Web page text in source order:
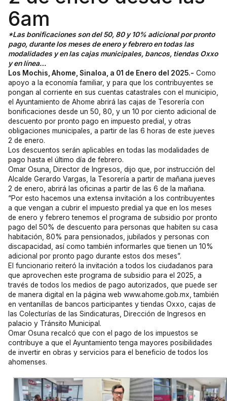
6am
*Las bonificaciones son del 50, 80 y 10% adicional por pronto
pago, durante los meses de enero y febrero en todas las
modalidades y en las cajas municipales, bancos, tiendas Oxxo
y en línea…
Los Mochis, Ahome, Sinaloa, a 01 de Enero del 2025.- Como
apoyo a la economía familiar, y para que los contribuyentes se
pongan al corriente en sus cuentas catastrales con el municipio,
el Ayuntamiento de Ahome abrirá las cajas de Tesorería con
bonificaciones desde un 50, 80, y un 10 por ciento adicional de
descuento por pronto pago en impuesto predial, y otras
obligaciones municipales, a partir de las 6 horas de este jueves
2 de enero.
Los descuentos serán aplicables en todas las modalidades de
pago hasta el último día de febrero.
Omar Osuna, Director de Ingresos, dijo que, por instrucción del
Alcalde Gerardo Vargas, la Tesorería a partir de mañana jueves
2 de enero, abrirá las oficinas a partir de las 6 de la mañana.
“Por esto hacemos una extensa invitación a los contribuyentes
a que vengan a cubrir el impuesto predial ya que en los meses
de enero y febrero tenemos el programa de subsidio por pronto
pago del 50% de descuento para personas que habiten su casa
habitación, 80% para pensionados, jubilados y personas con
discapacidad, así como también informarles que tienen un 10%
adicional por pronto pago durante estos dos meses”.
El funcionario reiteró la invitación a todos los ciudadanos para
que aprovechen este programa de subsidio para el 2025, a
través de todos los medios de pago autorizados, que puede ser
de manera digital en la página web www.ahome.gob.mx, también
en ventanillas de bancos participantes y tiendas Oxxo, cajas de
las Colecturías de las Sindicaturas, Dirección de Ingresos en
palacio y Tránsito Municipal.
Omar Osuna recalcó que con el pago de los impuestos se
contribuye a que el Ayuntamiento tenga mayores posibilidades
de invertir en obras y servicios para el beneficio de todos los
ahomenses.